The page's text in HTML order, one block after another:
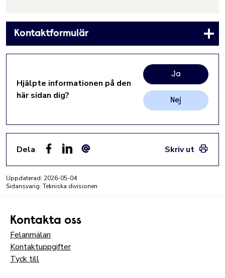
Kontaktformulär
Hjälpte informationen på den
här sidan dig?
Ja
Nej
Dela
Skriv ut
Uppdaterad: 2026-05-04
Sidansvarig: Tekniska divisionen
Kontakta oss
Felanmälan
Kontaktuppgifter
Tyck till